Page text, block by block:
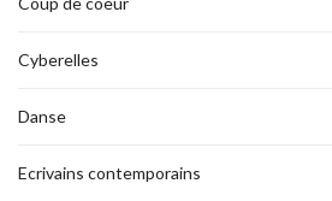
Cyberelles
Danse
Ecrivains contemporains